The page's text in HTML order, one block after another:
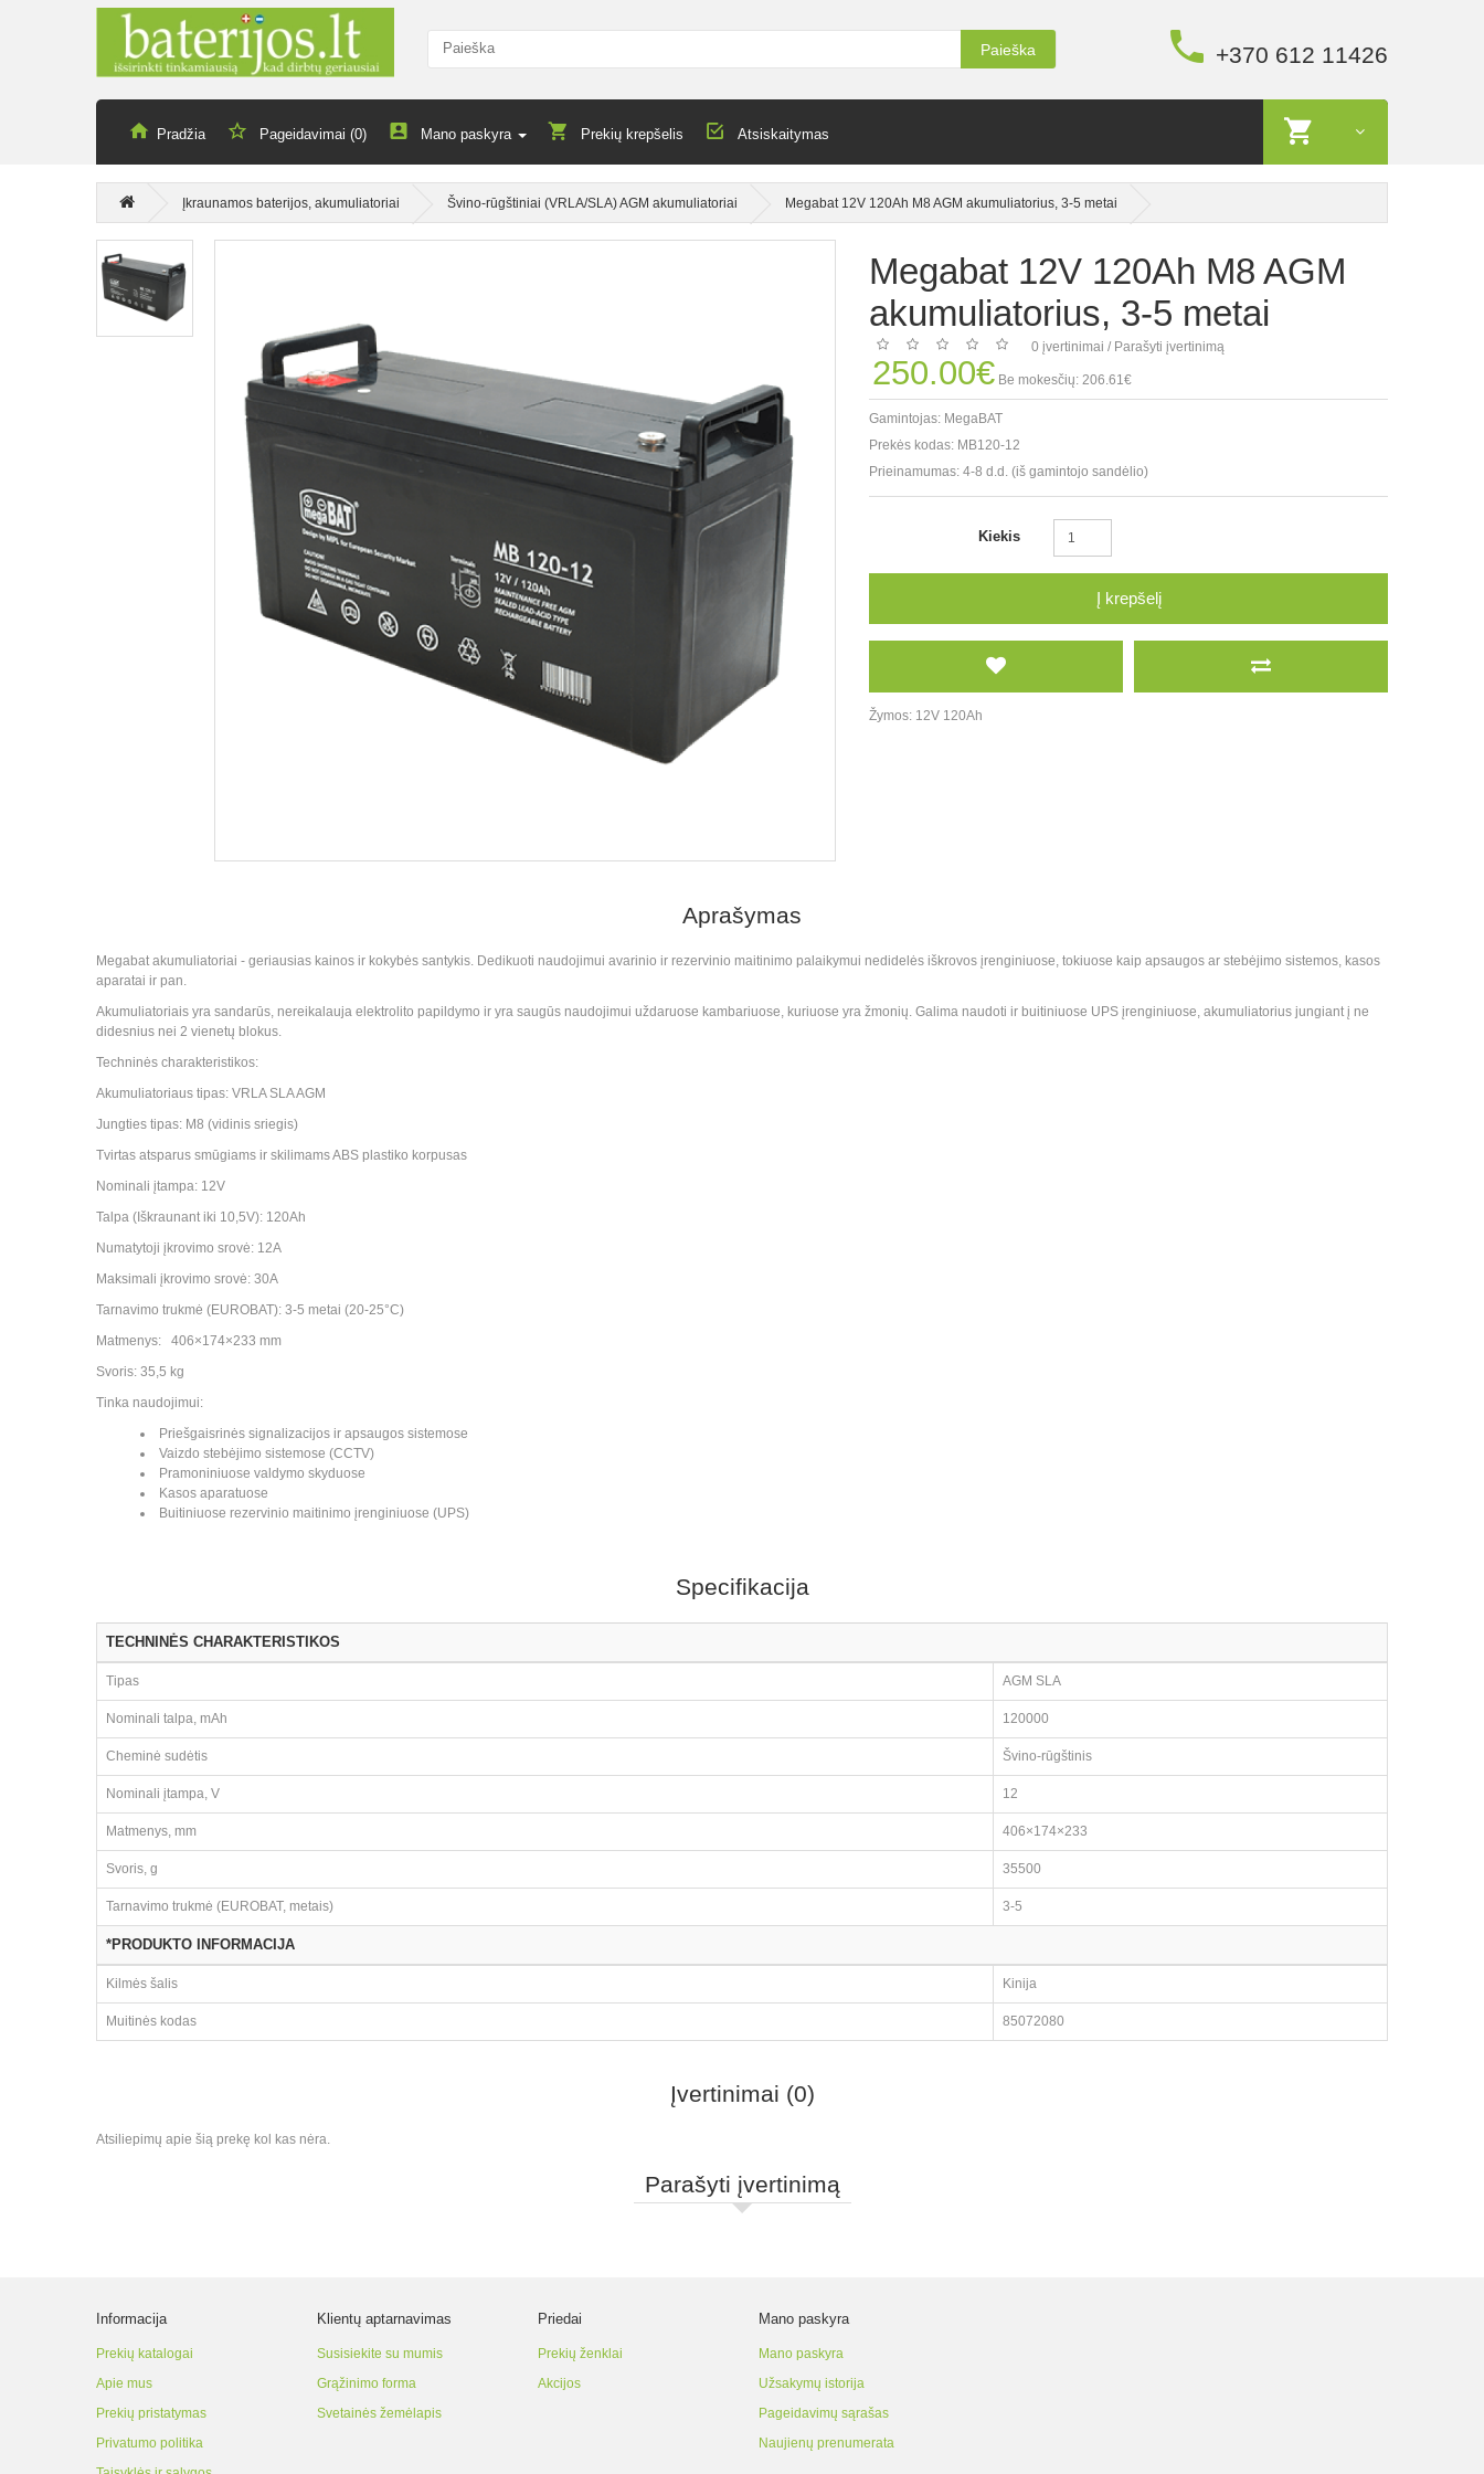
Paieška +370 612 11426
Pradžia Pageidavimai (0) Mano paskyra Prekių krepšelis Atsiskaitymas
Įkraunamos baterijos, akumuliatoriai Švino-rūgštiniai (VRLA/SLA) AGM akumuliatoriai Megabat 12V 120Ah M8 AGM akumuliatorius, 3-5 metai
Megabat 12V 120Ah M8 AGM
akumuliatorius, 3-5 metai
0 įvertinimai / Parašyti įvertinimą
250.00€ Be mokesčių: 206.61€
Gamintojas: MegaBAT
Prekės kodas: MB120-12
Prieinamumas: 4-8 d.d. (iš gamintojo sandėlio)
Kiekis
Į krepšelį
Žymos: 12V 120Ah
Aprašymas
Megabat akumuliatoriai - geriausias kainos ir kokybės santykis. Dedikuoti naudojimui avarinio ir rezervinio maitinimo palaikymui nedidelės iškrovos įrenginiuose, tokiuose kaip apsaugos ar stebėjimo sistemos, kasos
aparatai ir pan.
Akumuliatoriais yra sandarūs, nereikalauja elektrolito papildymo ir yra saugūs naudojimui uždaruose kambariuose, kuriuose yra žmonių. Galima naudoti ir buitiniuose UPS įrenginiuose, akumuliatorius jungiant į ne
didesnius nei 2 vienetų blokus.
Techninės charakteristikos:
Akumuliatoriaus tipas: VRLA SLA AGM
Jungties tipas: M8 (vidinis sriegis)
Tvirtas atsparus smūgiams ir skilimams ABS plastiko korpusas
Nominali įtampa: 12V
Talpa (Iškraunant iki 10,5V): 120Ah
Numatytoji įkrovimo srovė: 12A
Maksimali įkrovimo srovė: 30A
Tarnavimo trukmė (EUROBAT): 3-5 metai (20-25°C)
Matmenys: 406×174×233 mm
Svoris: 35,5 kg
Tinka naudojimui:
Priešgaisrinės signalizacijos ir apsaugos sistemose
Vaizdo stebėjimo sistemose (CCTV)
Pramoniniuose valdymo skyduose
Kasos aparatuose
Buitiniuose rezervinio maitinimo įrenginiuose (UPS)
Specifikacija
TECHNINĖS CHARAKTERISTIKOS
Tipas AGM SLA
Nominali talpa, mAh 120000
Cheminė sudėtis Švino-rūgštinis
Nominali įtampa, V 12
Matmenys, mm 406×174×233
Svoris, g 35500
Tarnavimo trukmė (EUROBAT, metais) 3-5
*PRODUKTO INFORMACIJA
Kilmės šalis Kinija
Muitinės kodas 85072080
Įvertinimai (0)
Atsiliepimų apie šią prekę kol kas nėra.
Parašyti įvertinimą
Informacija
Prekių katalogai
Apie mus
Prekių pristatymas
Privatumo politika
Klientų aptarnavimas
Susisiekite su mumis
Grąžinimo forma
Svetainės žemėlapis
Priedai
Prekių ženklai
Akcijos
Mano paskyra
Mano paskyra
Užsakymų istorija
Pageidavimų sąrašas
Naujienų prenumerata